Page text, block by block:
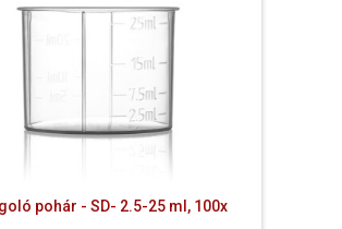
pohár - SD- 2.5-25 ml, 100x